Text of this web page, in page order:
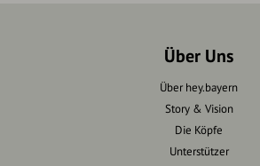
Über Uns
Über hey.bayern
Story & Vision
Die Köpfe
Unterstützer